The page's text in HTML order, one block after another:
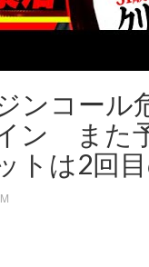
ンコー
ン また
トは2回目